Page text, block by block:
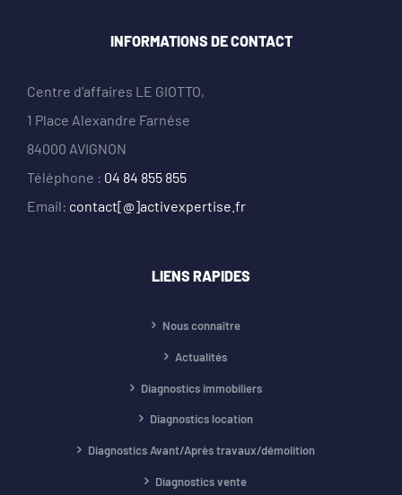
INFORMATIONS DE CONTACT
Centre d’affaires LE GIOTTO,
1 Place Alexandre Farnése
84000 AVIGNON
Téléphone : 04 84 855 855
Email: contact[@]activexpertise.fr
LIENS RAPIDES
Nous connaître
Actualités
Diagnostics immobiliers
Diagnostics location
Diagnostics Avant/Après travaux/démolition
Diagnostics vente